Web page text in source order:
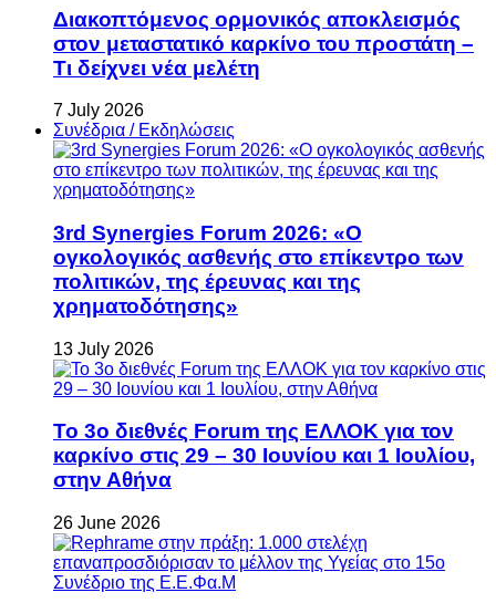
Διακοπτόμενος ορμονικός αποκλεισμός
στον μεταστατικό καρκίνο του προστάτη –
Τι δείχνει νέα μελέτη
7 July 2026
Συνέδρια / Εκδηλώσεις
3rd Synergies Forum 2026: «Ο
ογκολογικός ασθενής στο επίκεντρο των
πολιτικών, της έρευνας και της
χρηματοδότησης»
13 July 2026
Το 3ο διεθνές Forum της ΕΛΛΟΚ για τον
καρκίνο στις 29 – 30 Ιουνίου και 1 Ιουλίου,
στην Αθήνα
26 June 2026